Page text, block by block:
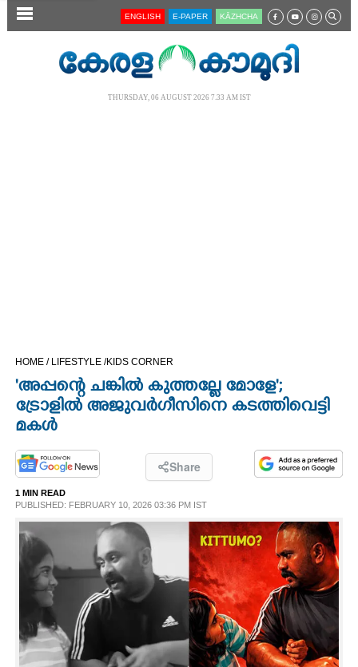
SECTIONS
OPINION
PHOTOS
LIFESTYLE
SPIRITUAL
INFO+
ART
ENGLISH E-PAPER KĀZHCHA
THURSDAY, 06 AUGUST 2026 7.33 AM IST
HOME / LIFESTYLE /KIDS CORNER
'അപ്പന്റെ ചങ്കിൽ കുത്തല്ലേ മോളേ';
ട്രോളിൽ അജുവർഗീസിനെ കടത്തിവെട്ടി
മകൾ
Share
1 MIN READ
PUBLISHED: FEBRUARY 10, 2026 03:36 PM IST